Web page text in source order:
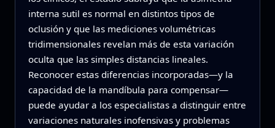
interna sutil es normal en distintos tipos de
oclusión y que las mediciones volumétricas
tridimensionales revelan más de esta variación
oculta que las simples distancias lineales.
Reconocer estas diferencias incorporadas—y la
capacidad de la mandíbula para compensar—
puede ayudar a los especialistas a distinguir entre
variaciones naturales inofensivas y problemas